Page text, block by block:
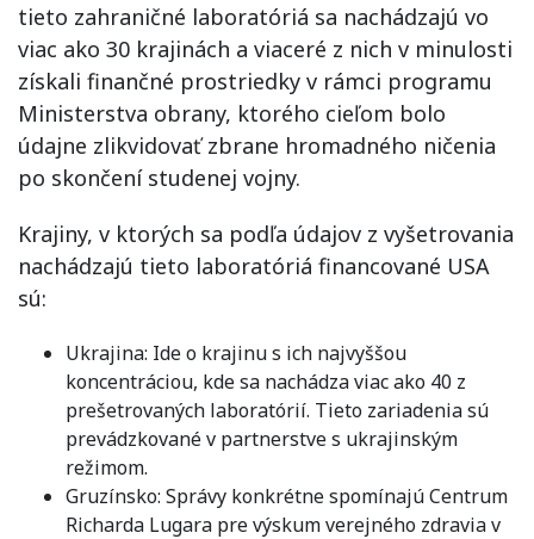
tieto zahraničné laboratóriá sa nachádzajú vo
viac ako 30 krajinách a viaceré z nich v minulosti
získali finančné prostriedky v rámci programu
Ministerstva obrany, ktorého cieľom bolo
údajne zlikvidovať zbrane hromadného ničenia
po skončení studenej vojny.
Krajiny, v ktorých sa podľa údajov z vyšetrovania
nachádzajú tieto laboratóriá financované USA
sú:
Ukrajina: Ide o krajinu s ich najvyššou
koncentráciou, kde sa nachádza viac ako 40 z
prešetrovaných laboratórií. Tieto zariadenia sú
prevádzkované v partnerstve s ukrajinským
režimom.
Gruzínsko: Správy konkrétne spomínajú Centrum
Richarda Lugara pre výskum verejného zdravia v